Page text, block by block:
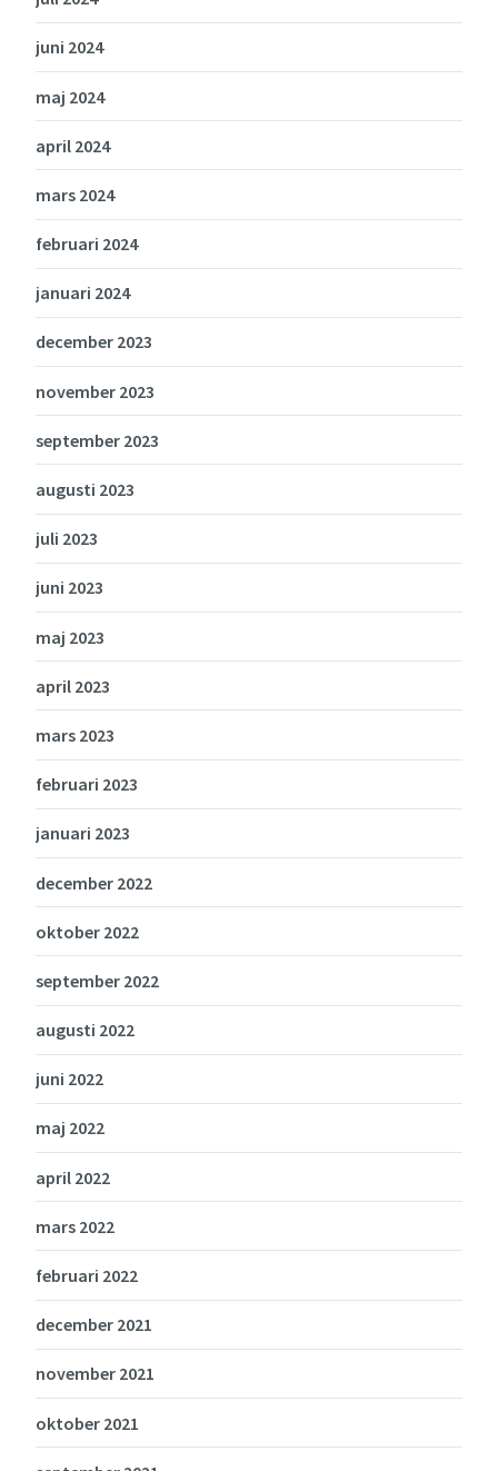
juni 2024
maj 2024
april 2024
mars 2024
februari 2024
januari 2024
december 2023
november 2023
september 2023
augusti 2023
juli 2023
juni 2023
maj 2023
april 2023
mars 2023
februari 2023
januari 2023
december 2022
oktober 2022
september 2022
augusti 2022
juni 2022
maj 2022
april 2022
mars 2022
februari 2022
december 2021
november 2021
oktober 2021